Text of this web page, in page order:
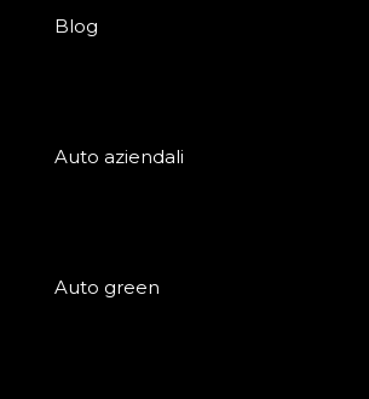
Blog
Auto aziendali
Auto green